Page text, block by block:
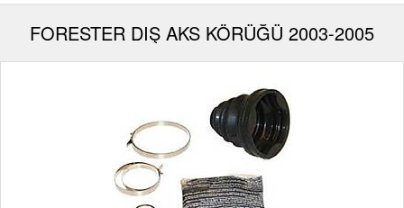
FORESTER DIŞ AKS KÖRÜĞÜ 2003-2005